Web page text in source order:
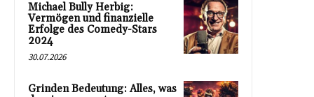
Michael Bully Herbig:
Vermögen und finanzielle
Erfolge des Comedy-Stars
2024
30.07.2026
Grinden Bedeutung: Alles, was